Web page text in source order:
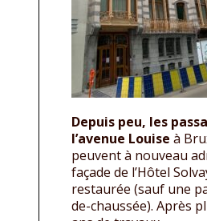
Depuis peu, les
l’avenue Louise à
peuvent à nouveau
façade de l’Hôtel
restaurée (sauf une
de-chaussée). Après